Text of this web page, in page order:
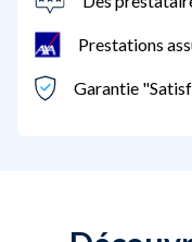
Prestations
Garantie